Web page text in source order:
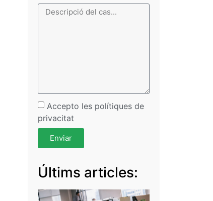
Accepto les polítiques de
privacitat
Enviar
Últims articles: